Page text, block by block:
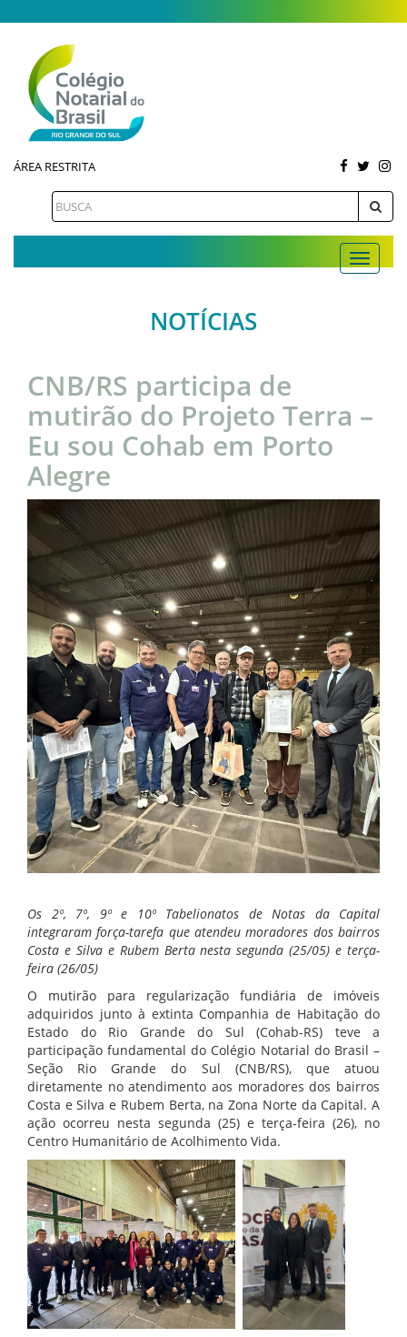
ÁREA RESTRITA
NOTÍCIAS
CNB/RS participa de
mutirão do Projeto Terra –
Eu sou Cohab em Porto
Alegre
Os 2º, 7º, 9º e 10º Tabelionatos de Notas da Capital
integraram força-tarefa que atendeu moradores dos bairros
Costa e Silva e Rubem Berta nesta segunda (25/05) e terça-
feira (26/05)
O mutirão para regularização fundiária de imóveis
adquiridos junto à extinta Companhia de Habitação do
Estado do Rio Grande do Sul (Cohab-RS) teve a
participação fundamental do Colégio Notarial do Brasil –
Seção Rio Grande do Sul (CNB/RS), que atuou
diretamente no atendimento aos moradores dos bairros
Costa e Silva e Rubem Berta, na Zona Norte da Capital. A
ação ocorreu nesta segunda (25) e terça-feira (26), no
Centro Humanitário de Acolhimento Vida.